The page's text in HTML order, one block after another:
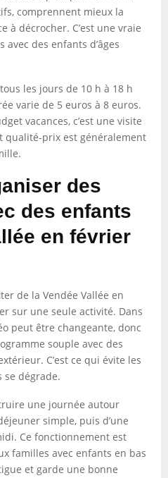
comprennent mieux la
à décrocher. C’est une vraie
des enfants d’âges
les jours de 10 h à 18 h
varie de 5 euros à 8 euros.
vacances, c’est une visite
qualité-prix est généralement
des
des enfants
en février
de la Vendée Vallée en
sur une seule activité. Dans
peut être changeante, donc
souple avec des
C’est ce qui évite les
se dégrade.
une journée autour
simple, puis d’une
Ce fonctionnement est
familles avec enfants en bas
et garde une bonne